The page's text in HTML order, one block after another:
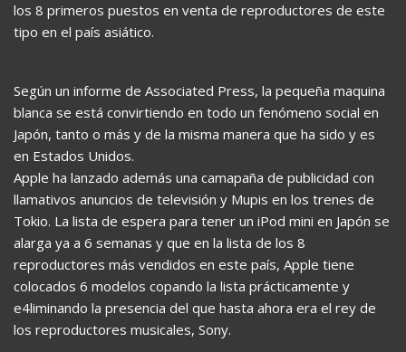
los 8 primeros puestos en venta de reproductores de este
tipo en el país asiático.
Según un informe de Associated Press, la pequeña maquina
blanca se está convirtiendo en todo un fenómeno social en
Japón, tanto o más y de la misma manera que ha sido y es
en Estados Unidos.
Apple ha lanzado además una camapaña de publicidad con
llamativos anuncios de televisión y Mupis en los trenes de
Tokio. La lista de espera para tener un iPod mini en Japón se
alarga ya a 6 semanas y que en la lista de los 8
reproductores más vendidos en este país, Apple tiene
colocados 6 modelos copando la lista prácticamente y
e4liminando la presencia del que hasta ahora era el rey de
los reproductores musicales, Sony.